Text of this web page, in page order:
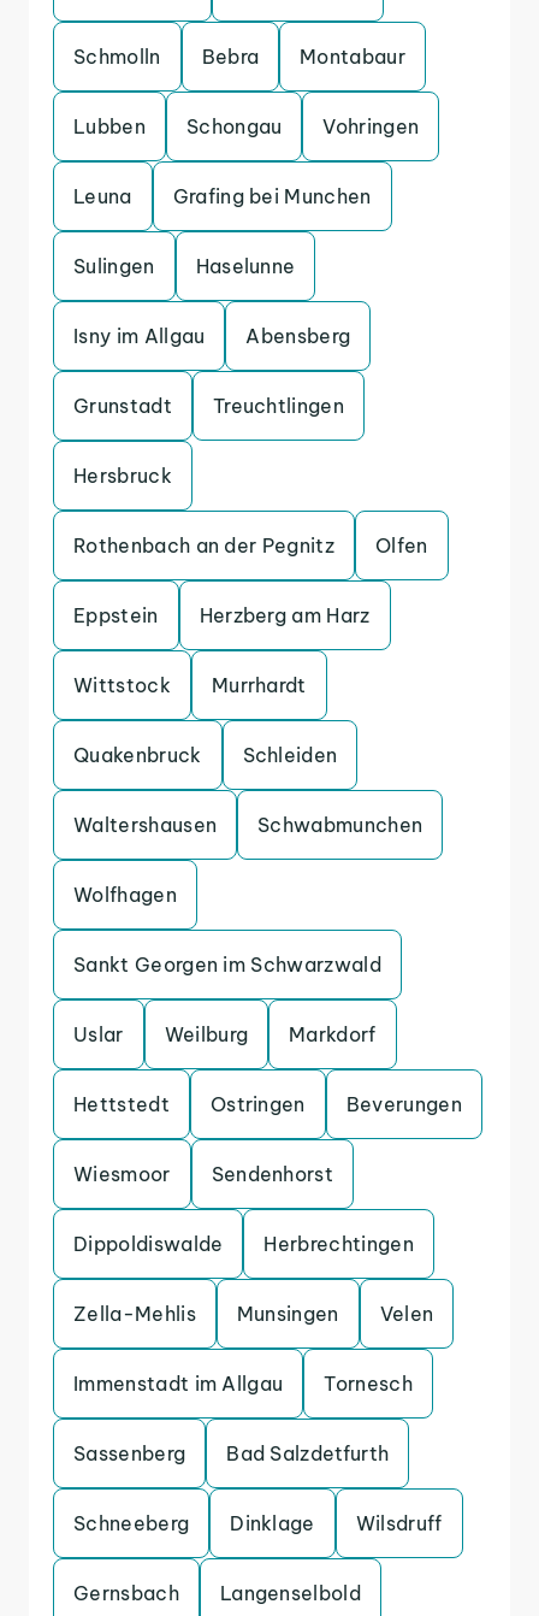
Schmolln Bebra Montabaur
Lubben Schongau Vohringen
Leuna Grafing bei Munchen
Sulingen Haselunne
Isny im Allgau Abensberg
Grunstadt Treuchtlingen
Hersbruck
Rothenbach an der Pegnitz Olfen
Eppstein Herzberg am Harz
Wittstock Murrhardt
Quakenbruck Schleiden
Waltershausen Schwabmunchen
Wolfhagen
Sankt Georgen im Schwarzwald
Uslar Weilburg Markdorf
Hettstedt Ostringen Beverungen
Wiesmoor Sendenhorst
Dippoldiswalde Herbrechtingen
Zella-Mehlis Munsingen Velen
Immenstadt im Allgau Tornesch
Sassenberg Bad Salzdetfurth
Schneeberg Dinklage Wilsdruff
Gernsbach Langenselbold